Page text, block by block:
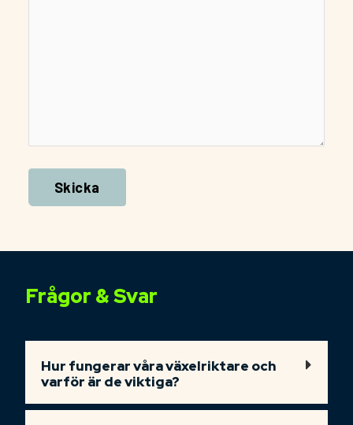
l
e
v
Frågor & Svar
Hur fungerar våra växelriktare och
varför är de viktiga?